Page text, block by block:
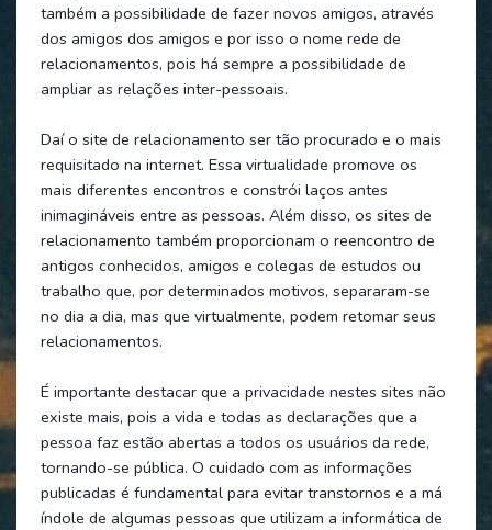
também a possibilidade de fazer novos amigos, através
dos amigos dos amigos e por isso o nome rede de
relacionamentos, pois há sempre a possibilidade de
ampliar as relações inter-pessoais.
Daí o site de relacionamento ser tão procurado e o mais
requisitado na internet. Essa virtualidade promove os
mais diferentes encontros e constrói laços antes
inimagináveis entre as pessoas. Além disso, os sites de
relacionamento também proporcionam o reencontro de
antigos conhecidos, amigos e colegas de estudos ou
trabalho que, por determinados motivos, separaram-se
no dia a dia, mas que virtualmente, podem retomar seus
relacionamentos.
É importante destacar que a privacidade nestes sites não
existe mais, pois a vida e todas as declarações que a
pessoa faz estão abertas a todos os usuários da rede,
tornando-se pública. O cuidado com as informações
publicadas é fundamental para evitar transtornos e a má
índole de algumas pessoas que utilizam a informática de